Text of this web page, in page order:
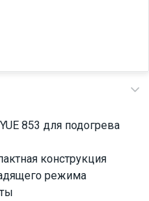
853 для подогрева
конструкция
режима